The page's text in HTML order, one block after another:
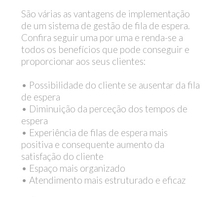
São várias as vantagens de implementação
de um sistema de gestão de fila de espera.
Confira seguir uma por uma e renda-se a
todos os benefícios que pode conseguir e
proporcionar aos seus clientes:
• Possibilidade do cliente se ausentar da fila
de espera
• Diminuição da perceção dos tempos de
espera
• Experiência de filas de espera mais
positiva e consequente aumento da
satisfação do cliente
• Espaço mais organizado
• Atendimento mais estruturado e eficaz